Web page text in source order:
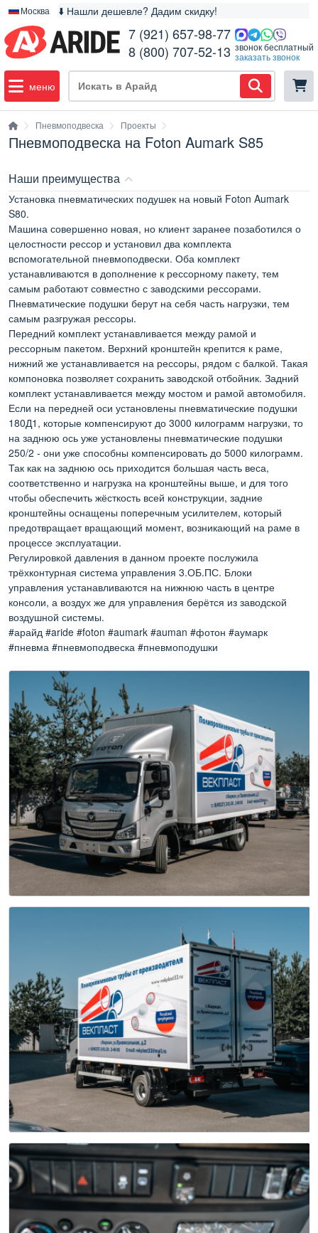
Москва ⬇️ Нашли дешевле? Дадим скидку!
7 (921) 657-98-77
8 (800) 707-52-13 звонок бесплатный
заказать звонок
меню
Пневмоподвеска Проекты
Пневмоподвеска на Foton Aumark S85
Наши преимущества
Установка пневматических подушек на новый Foton Aumark
S80.
Машина совершенно новая, но клиент заранее позаботился о
целостности рессор и установил два комплекта
вспомогательной пневмоподвески. Оба комплект
устанавливаются в дополнение к рессорному пакету, тем
самым работают совместно с заводскими рессорами.
Пневматические подушки берут на себя часть нагрузки, тем
самым разгружая рессоры.
Передний комплект устанавливается между рамой и
рессорным пакетом. Верхний кронштейн крепится к раме,
нижний же устанавливается на рессоры, рядом с балкой. Такая
компоновка позволяет сохранить заводской отбойник. Задний
комплект устанавливается между мостом и рамой автомобиля.
Если на передней оси установлены пневматические подушки
180Д1, которые компенсируют до 3000 килограмм нагрузки, то
на заднюю ось уже установлены пневматические подушки
250/2 - они уже способны компенсировать до 5000 килограмм.
Так как на заднюю ось приходится большая часть веса,
соответственно и нагрузка на кронштейны выше, и для того
чтобы обеспечить жёсткость всей конструкции, задние
кронштейны оснащены поперечным усилителем, который
предотвращает вращающий момент, возникающий на раме в
процессе эксплуатации.
Регулировкой давления в данном проекте послужила
трёхконтурная система управления 3.ОБ.ПС. Блоки
управления устанавливаются на нижнюю часть в центре
консоли, а воздух же для управления берётся из заводской
воздушной системы.
#арайд #aride #foton #aumark #auman #фотон #аумарк
#пневма #пневмоподвеска #пневмоподушки